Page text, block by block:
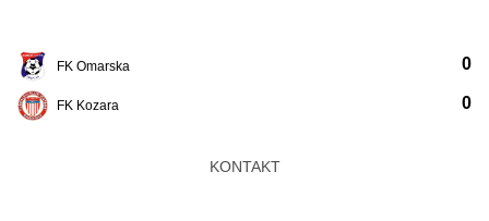
FK Omarska
FK Kozara
0
0
KONTAKT